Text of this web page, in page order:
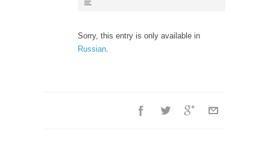
Sorry, this entry is only available in
Russian.